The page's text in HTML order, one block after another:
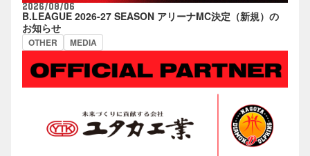
2026/08/06
B.LEAGUE 2026-27 SEASON アリーナMC決定（新規）の
お知らせ
OTHER MEDIA